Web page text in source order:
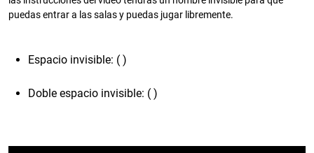
puedas entrar a las salas y puedas jugar libremente.
Espacio invisible: (ㅤ )
Doble espacio invisible: ( ㅤㅤ)